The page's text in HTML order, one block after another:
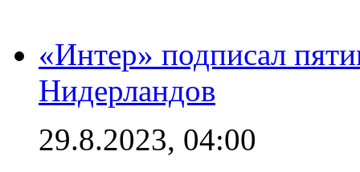
«Интер» подписал
Нидерландов
29.8.2023, 04:00